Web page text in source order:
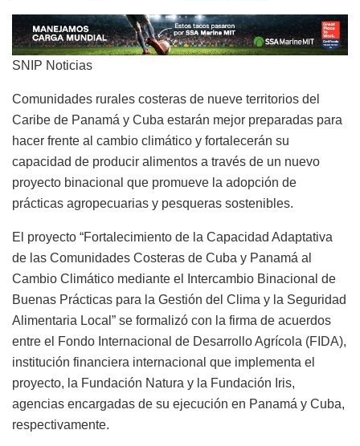
SNIP Noticias
Comunidades rurales costeras de nueve territorios del
Caribe de Panamá y Cuba estarán mejor preparadas para
hacer frente al cambio climático y fortalecerán su
capacidad de producir alimentos a través de un nuevo
proyecto binacional que promueve la adopción de
prácticas agropecuarias y pesqueras sostenibles.
El proyecto “Fortalecimiento de la Capacidad Adaptativa
de las Comunidades Costeras de Cuba y Panamá al
Cambio Climático mediante el Intercambio Binacional de
Buenas Prácticas para la Gestión del Clima y la Seguridad
Alimentaria Local” se formalizó con la firma de acuerdos
entre el Fondo Internacional de Desarrollo Agrícola (FIDA),
institución financiera internacional que implementa el
proyecto, la Fundación Natura y la Fundación Iris,
agencias encargadas de su ejecución en Panamá y Cuba,
respectivamente.